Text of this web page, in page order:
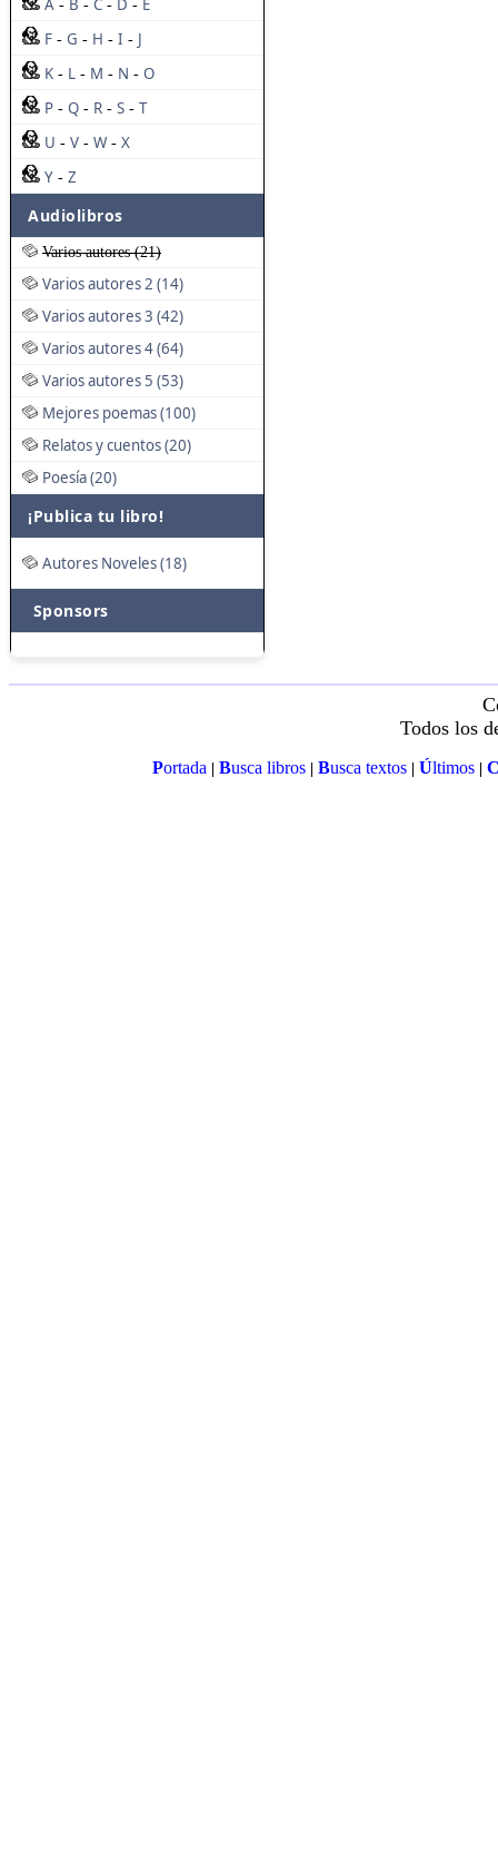
A - B - C - D - E
F - G - H - I - J
K - L - M - N - O
P - Q - R - S - T
U - V - W - X
Y - Z
Audiolibros
Varios autores (21)
Varios autores 2 (14)
Varios autores 3 (42)
Varios autores 4 (64)
Varios autores 5 (53)
Mejores poemas (100)
Relatos y cuentos (20)
Poesía (20)
¡Publica tu libro!
Autores Noveles (18)
Sponsors
Todos los
Portada| Busca libros| Busca textos| Últimos|